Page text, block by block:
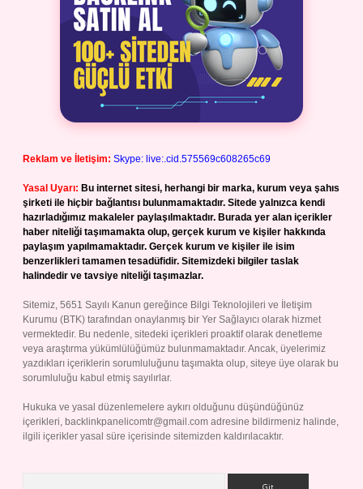
Reklam ve İletişim: Skype: live:.cid.575569c608265c69
Yasal Uyarı: Bu internet sitesi, herhangi bir marka, kurum veya şahıs
şirketi ile hiçbir bağlantısı bulunmamaktadır. Sitede yalnızca kendi
hazırladığımız makaleler paylaşılmaktadır. Burada yer alan içerikler
haber niteliği taşımamakta olup, gerçek kurum ve kişiler hakkında
paylaşım yapılmamaktadır. Gerçek kurum ve kişiler ile isim
benzerlikleri tamamen tesadüfidir. Sitemizdeki bilgiler taslak
halindedir ve tavsiye niteliği taşımazlar.
Sitemiz, 5651 Sayılı Kanun gereğince Bilgi Teknolojileri ve İletişim
Kurumu (BTK) tarafından onaylanmış bir Yer Sağlayıcı olarak hizmet
vermektedir. Bu nedenle, sitedeki içerikleri proaktif olarak denetleme
veya araştırma yükümlülüğümüz bulunmamaktadır. Ancak, üyelerimiz
yazdıkları içeriklerin sorumluluğunu taşımakta olup, siteye üye olarak bu
sorumluluğu kabul etmiş sayılırlar.
Hukuka ve yasal düzenlemelere aykırı olduğunu düşündüğünüz
içerikleri, backlinkpanelicomtr@gmail.com adresine bildirmeniz halinde,
ilgili içerikler yasal süre içerisinde sitemizden kaldırılacaktır.